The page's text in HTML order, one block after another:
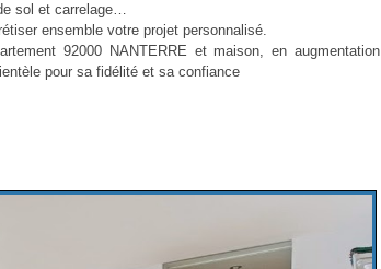
sol et carrelage…
ensemble votre projet personnalisé.
92000 NANTERRE et maison, en augmentation
pour sa fidélité et sa confiance